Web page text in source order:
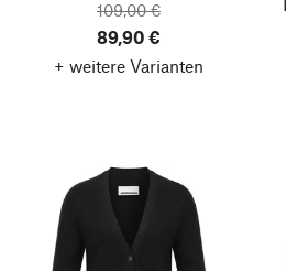
109,00 €
89,90 €
+ weitere Varianten